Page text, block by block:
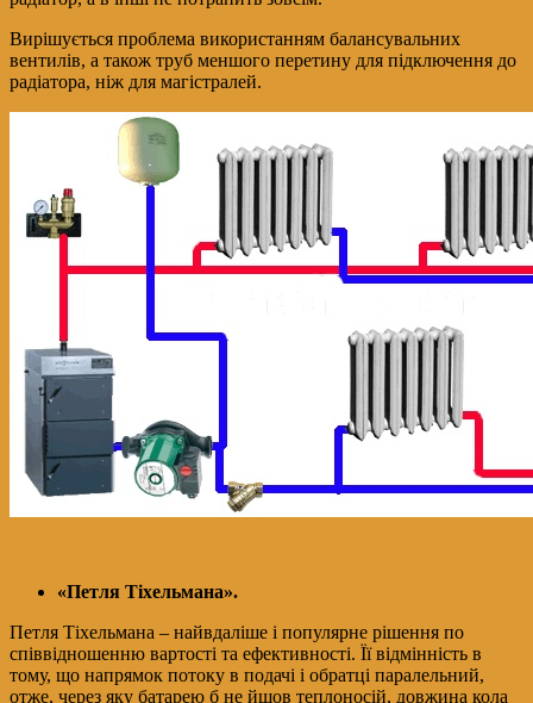
Вирішується проблема використанням балансувальних
вентилів, а також труб меншого перетину для підключення до
радіатора, ніж для магістралей.
«Петля Тіхельмана».
Петля Тіхельмана – найвдаліше і популярне рішення по
співвідношенню вартості та ефективності. Її відмінність в
тому, що напрямок потоку в подачі і обратці паралельний,
отже, через яку батарею б не йшов теплоносій, довжина кола